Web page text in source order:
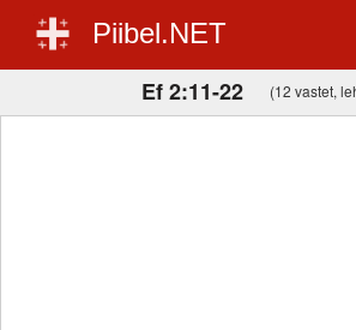
Piibel.NET
Ef 2:11-22 (12 vastet,